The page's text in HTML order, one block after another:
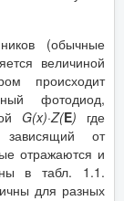
(обычные
величиной
происходит
фотодиод,
G(x)·Z(E) где
зависящий от
отражаются и
в табл. 1.1.
для разных